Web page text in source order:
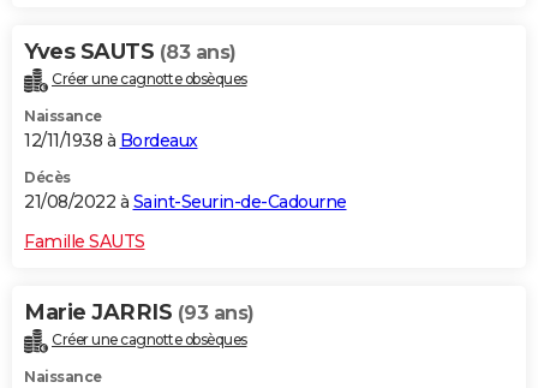
Yves SAUTS (83 ans)
Créer une cagnotte obsèques
Naissance
12/11/1938 à Bordeaux
Décès
21/08/2022 à Saint-Seurin-de-Cadourne
Famille SAUTS
Marie JARRIS (93 ans)
Créer une cagnotte obsèques
Naissance